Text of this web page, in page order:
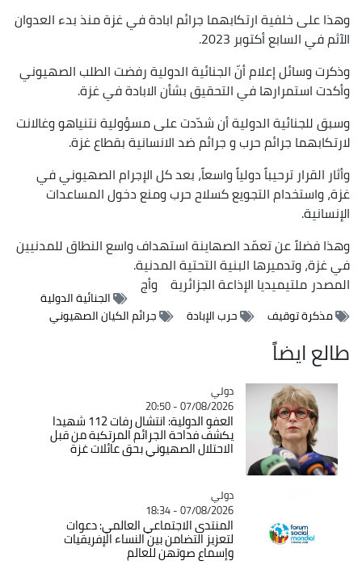
وهذا على خلفية ارتكابهما جرائم ابادة في غزة منذ بدء العدوان
الآثم في السابع أكتوبر 2023.
وذكرت وسائل إعلام أنّ الجنائية الدولية رفضت الطلب الصهيوني
وأكدت استمرارها في التحقيق بشأن الابادة في غزة.
وسبق للجنائية الدولية أن شدّدت على مسؤولية نتنياهو وغالانت
لارتكابهما جرائم حرب و جرائم ضد الانسانية بقطاع غزة.
وأثار القرار ترحيباً دولياً واسعاً، بعد كل الإجرام الصهيوني في
غزة، واستخدام التجويع كسلاح حرب ومنع دخول المساعدات
الإنسانية.
وهذا فضلاً عن تعمّد الصهاينة استهداف واسع النطاق للمدنيين
في غزة، وتدميرها البنية التحتية المدنية.
المصدرملتيميديا الإذاعة الجزائرية وأج
الجنائية الدولية
مذكرة توقيف
حرب الإبادة جرائم الكيان الصهيوني
طالع ايضاً
Catégorie
دولي
07/08/2026 - 20:50
العفو الدولية: انتشال رفات 112 شهيدا
يكشف فداحة الجرائم المرتكبة من قبل
الاحتلال الصهيوني بحق عائلات غزة
Catégorie
دولي
07/08/2026 - 18:34
المنتدى الاجتماعي العالمي: دعوات
لتعزيز التضامن بين النساء الإفريقيات
وإسماع صوتهن للعالم